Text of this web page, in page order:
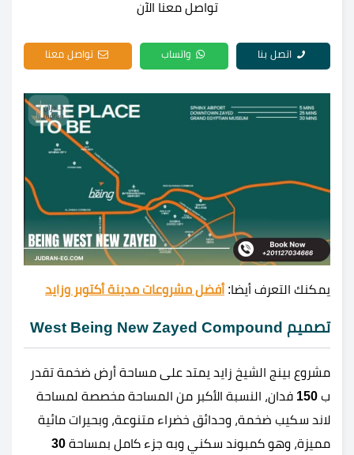
تواصل معنا الآن
اتصل بنا واتساب تواصل معنا
يمكنك التعرف أيضا: أفضل مشروعات مدينة أكتوبر وزايد
تصميم West Being New Zayed Compound
مشروع بينج الشيخ زايد يمتد على مساحة أرض ضخمة تقدر
ب 150 فدان، النسبة الأكبر من المساحة مخصصة لمساحة
لاند سكيب ضخمة، وحدائق خضراء متنوعة، وبحيرات مائية
مميزة، وهو كمبوند سكني وبه جزء كامل بمساحة 30